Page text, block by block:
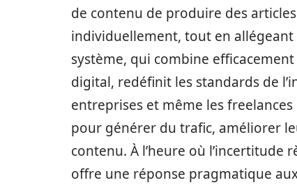
de contenu de produire des
individuellement, tout en
système, qui combine
digital, redéfinit les standards de
entreprises et même les
pour générer du trafic, améliorer
contenu. À l’heure où l’incertitude
offre une réponse pragmatique